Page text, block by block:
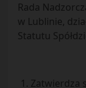
Rada
w Lublinie,
Statutu
Zatwierdza